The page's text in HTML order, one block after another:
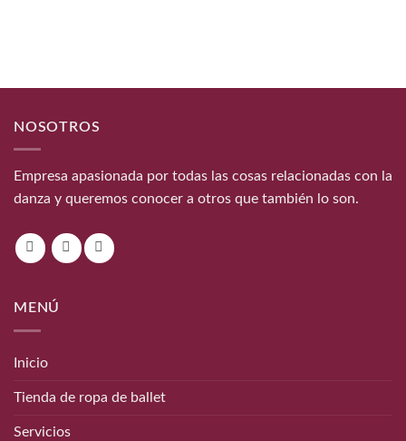
NOSOTROS
Empresa apasionada por todas las cosas relacionadas con la
danza y queremos conocer a otros que también lo son.
MENÚ
Inicio
Tienda de ropa de ballet
Servicios